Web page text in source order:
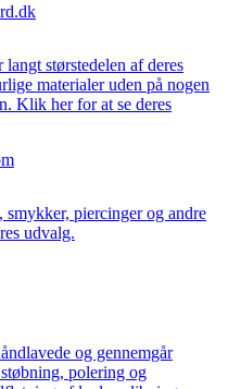
størstedelen af deres
materialer uden på nogen
Klik her for at se deres
piercinger og andre
udvalg.
og gennemgår
polering og